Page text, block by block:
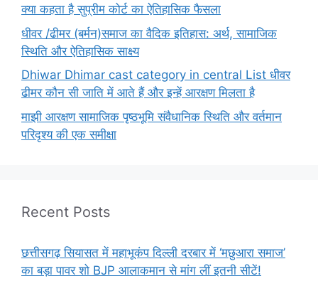
क्या कहता है सुप्रीम कोर्ट का ऐतिहासिक फैसला
धीवर /ढीमर (बर्मन)समाज का वैदिक इतिहास: अर्थ, सामाजिक
स्थिति और ऐतिहासिक साक्ष्य
Dhiwar Dhimar cast category in central List धीवर
ढीमर कौन सी जाति में आते हैं और इन्हें आरक्षण मिलता है
माझी आरक्षण सामाजिक पृष्ठभूमि संवैधानिक स्थिति और वर्तमान
परिदृश्य की एक समीक्षा
Recent Posts
छत्तीसगढ़ सियासत में महाभूकंप दिल्ली दरबार में ‘मछुआरा समाज’
का बड़ा पावर शो BJP आलाकमान से मांग लीं इतनी सीटें!